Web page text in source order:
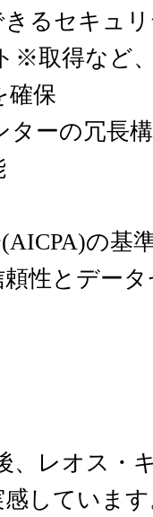
るセキュ
※取得など
確保
ターの冗長
の基
性とデー
、レオス・
していま